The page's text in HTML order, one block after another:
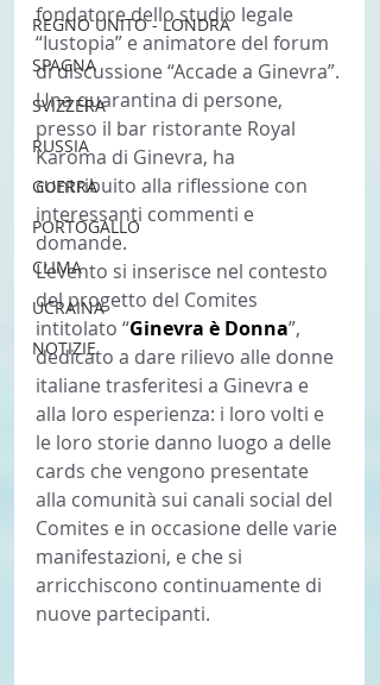
REGNO UNITO - LONDRA
SPAGNA
SVIZZERA
RUSSIA
GUERRA
PORTOGALLO
CLIMA
UCRAINA
NOTIZIE
fondatore dello studio legale
“Iustopia” e animatore del forum
di discussione “Accade a Ginevra”.
Una quarantina di persone,
presso il bar ristorante Royal
Karoma di Ginevra, ha
contribuito alla riflessione con
interessanti commenti e
domande.
L’evento si inserisce nel contesto
del progetto del Comites
intitolato “Ginevra è Donna”,
dedicato a dare rilievo alle donne
italiane trasferitesi a Ginevra e
alla loro esperienza: i loro volti e
le loro storie danno luogo a delle
cards che vengono presentate
alla comunità sui canali social del
Comites e in occasione delle varie
manifestazioni, e che si
arricchiscono continuamente di
nuove partecipanti.